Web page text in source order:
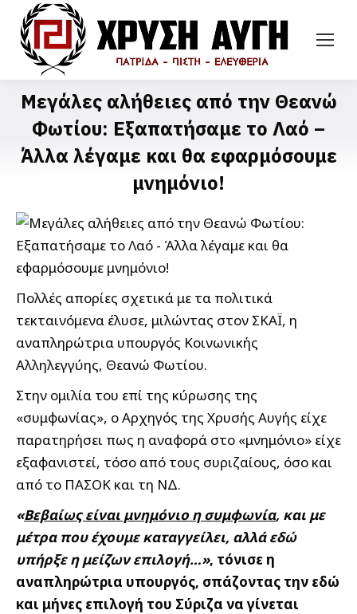
Μεγάλες αλήθειες από την Θεανώ
Φωτίου: Εξαπατήσαμε το Λαό –
Άλλα λέγαμε και θα εφαρμόσουμε
μνημόνιο!
Πολλές απορίες σχετικά με τα πολιτικά
τεκταινόμενα έλυσε, μιλώντας στον ΣΚΑΪ, η
αναπληρώτρια υπουργός Κοινωνικής
Αλληλεγγύης, Θεανώ Φωτίου.
Στην ομιλία του επί της κύρωσης της
«συμφωνίας», ο Αρχηγός της Χρυσής Αυγής είχε
παρατηρήσει πως η αναφορά στο «μνημόνιο» είχε
εξαφανιστεί, τόσο από τους συριζαίους, όσο και
από το ΠΑΣΟΚ και τη ΝΔ.
«Βεβαίως είναι μνημόνιο η συμφωνία, και με
μέτρα που έχουμε καταγγείλει, αλλά εδώ
υπήρξε η μείζων επιλογή…», τόνισε η
αναπληρώτρια υπουργός, σπάζοντας την εδώ
και μήνες επιλογή του Σύριζα να γίνεται